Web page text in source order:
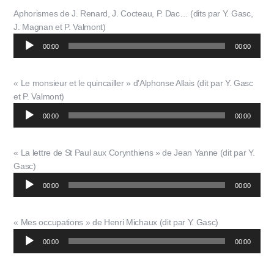
Aphorismes de J. Renard, J. Cocteau, P. Dac… (dits par Y. Gasc,
J. Magnan et P. Valmont)
Lecteur
audio
00:00 00:00
« Le monsieur et le quincailler » d’Alphonse Allais (dit par Y. Gasc
et P. Valmont)
Lecteur
audio
00:00 00:00
« La lettre de St Paul aux Corynthiens » de Jean Yanne (dit par Y.
Gasc)
Lecteur
audio
00:00 00:00
« Mes occupations » de Henri Michaux (dit par Y. Gasc)
Lecteur
audio
00:00 00:00